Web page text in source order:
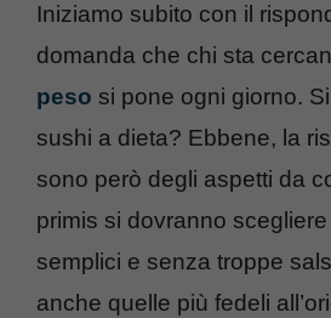
Iniziamo subito con il
domanda che chi sta
peso si pone ogni giorno.
sushi a dieta? Ebbene, la
sono però degli aspetti da
primis si dovranno
semplici e senza troppe
anche quelle più fedeli